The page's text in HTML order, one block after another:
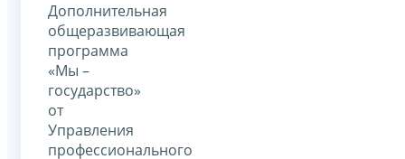
Дополнительная
общеразвивающая
программа
«Мы –
государство»
от
Управления
профессионального